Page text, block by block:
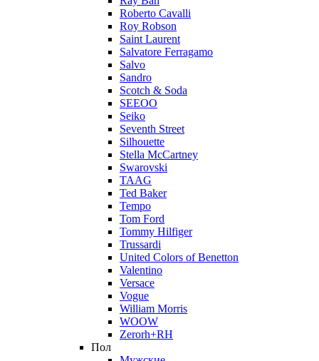
Roberto Cavalli
Roy Robson
Saint Laurent
Salvatore Ferragamo
Salvo
Sandro
Scotch & Soda
SEEOO
Seiko
Seventh Street
Silhouette
Stella McCartney
Swarovski
TAAG
Ted Baker
Tempo
Tom Ford
Tommy Hilfiger
Trussardi
United Colors of Benetton
Valentino
Versace
Vogue
William Morris
WOOW
Zerorh+RH
Пол